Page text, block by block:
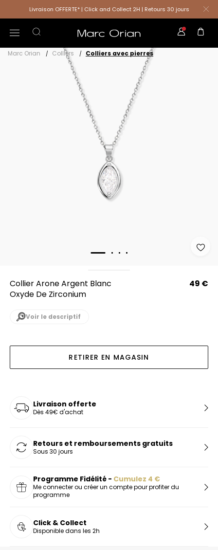
Livraison OFFERTE* | Click and Collect 2H | Retours 30 jours
Marc Orian Colliers Colliers avec pierres
Collier Arone Argent Blanc
Oxyde De Zirconium
49 €
Voir le descriptif
RETIRER EN MAGASIN
Livraison offerte
Dès 49€ d'achat
Retours et remboursements gratuits
Sous 30 jours
Programme Fidélité - Cumulez 4 €
Me connecter ou créer un compte pour profiter du
programme
Click & Collect
Disponible dans les 2h